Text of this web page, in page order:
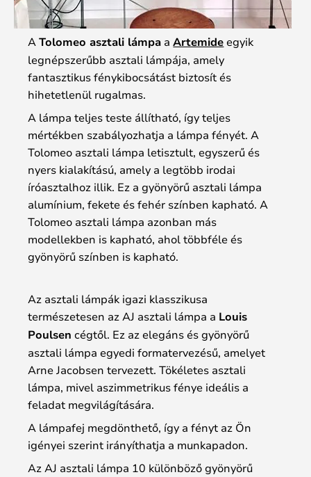
ATolomeo asztali lámpa aArtemideegyik
legnépszerűbb asztali lámpája, amely
fantasztikus fénykibocsátást biztosít és
hihetetlenül rugalmas.
A lámpa teljes teste állítható, így teljes
mértékben szabályozhatja a lámpa fényét. A
Tolomeo asztali lámpa letisztult, egyszerű és
nyers kialakítású, amely a legtöbb irodai
íróasztalhoz illik. Ez a gyönyörű asztali lámpa
alumínium, fekete és fehér színben kapható. A
Tolomeo asztali lámpa azonban más
modellekben is kapható, ahol többféle és
gyönyörű színben is kapható.
Az asztali lámpák igazi klasszikusa
természetesen az AJ asztali lámpa a Louis
Poulsen cégtől. Ez az elegáns és gyönyörű
asztali lámpa egyedi formatervezésű, amelyet
Arne Jacobsen tervezett. Tökéletes asztali
lámpa, mivel aszimmetrikus fénye ideális a
feladat megvilágítására.
A lámpafej megdönthető, így a fényt az Ön
igényei szerint irányíthatja a munkapadon.
Az AJ asztali lámpa 10 különböző gyönyörű